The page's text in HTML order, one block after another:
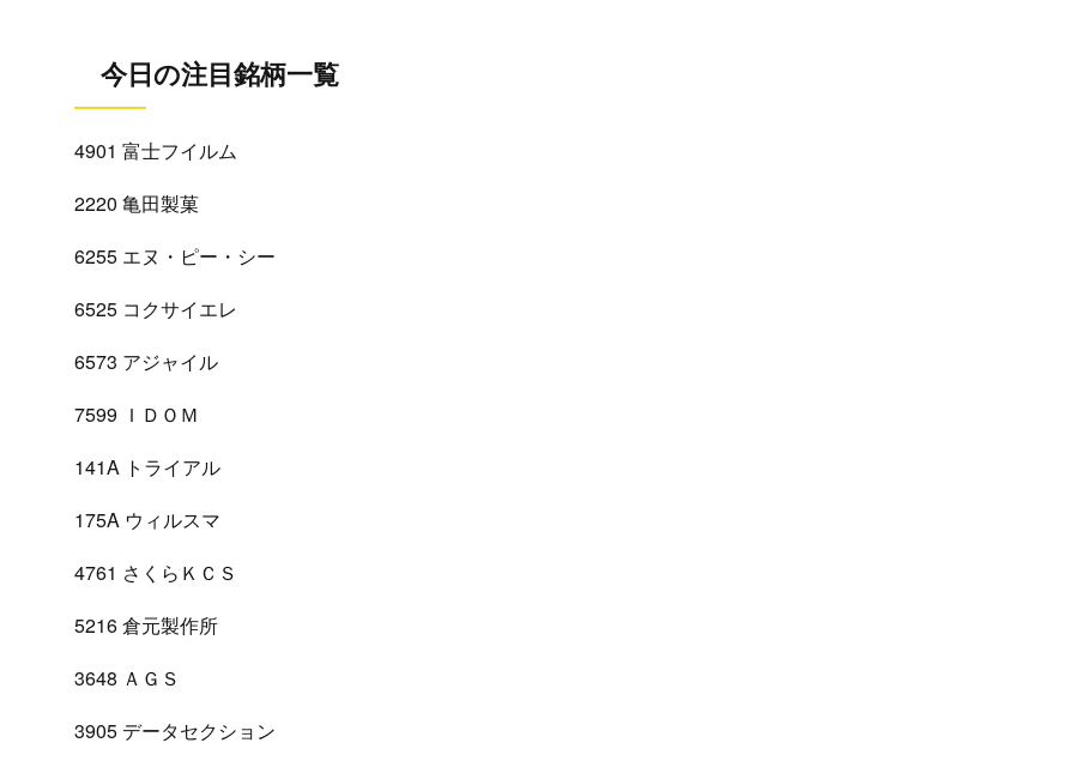
今日の注目銘柄一覧
4901 富士フイルム
2220 亀田製菓
6255 エヌ・ピー・シー
6525 コクサイエレ
6573 アジャイル
7599 ＩＤＯＭ
141A トライアル
175A ウィルスマ
4761 さくらＫＣＳ
5216 倉元製作所
3648 ＡＧＳ
3905 データセクション